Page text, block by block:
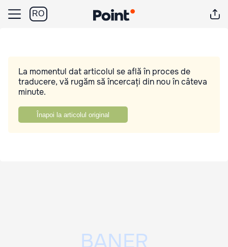
RO
La momentul dat articolul se află în proces de
traducere, vă rugăm să încercați din nou în câteva
minute.
Înapoi la articolul original